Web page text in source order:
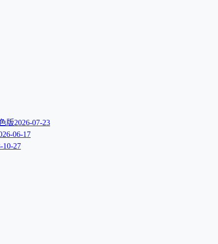
版2026-07-23
06-17
10-27